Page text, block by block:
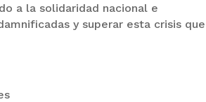
a la solidaridad nacional e
y superar esta crisis que